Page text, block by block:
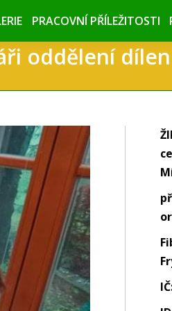
PRACOVNÍ PŘÍLEŽITOSTI
oddělení dílen
PRACOVNÍ PŘÍLEŽITOSTI